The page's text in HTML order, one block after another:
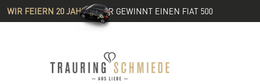
WIR FEIERN 20 JAHRE& IHR GEWINNT EINEN FIAT 500